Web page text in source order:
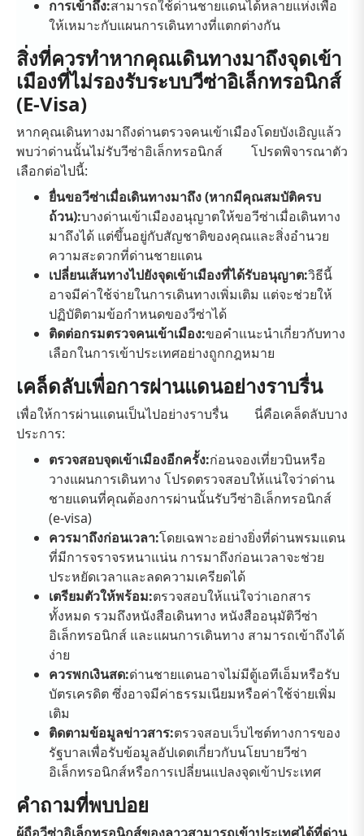
การเข้าถึง:สามารถใช้ด่านชายแดนได้หลายแห่งเพื่อ
ให้เหมาะกับแผนการเดินทางที่แตกต่างกัน
สิ่งที่ควรทำหากคุณเดินทางมาถึงจุดเข้า
เมืองที่ไม่รองรับระบบวีซ่าอิเล็กทรอนิกส์
(E-Visa)
หากคุณเดินทางมาถึงด่านตรวจคนเข้าเมืองโดยบังเอิญแล้ว
พบว่าด่านนั้นไม่รับวีซ่าอิเล็กทรอนิกส์ โปรดพิจารณาตัว
เลือกต่อไปนี้:
ยื่นขอวีซ่าเมื่อเดินทางมาถึง (หากมีคุณสมบัติครบ
ถ้วน):บางด่านเข้าเมืองอนุญาตให้ขอวีซ่าเมื่อเดินทาง
มาถึงได้ แต่ขึ้นอยู่กับสัญชาติของคุณและสิ่งอำนวย
ความสะดวกที่ด่านชายแดน
เปลี่ยนเส้นทางไปยังจุดเข้าเมืองที่ได้รับอนุญาต:วิธีนี้
อาจมีค่าใช้จ่ายในการเดินทางเพิ่มเติม แต่จะช่วยให้
ปฏิบัติตามข้อกำหนดของวีซ่าได้
ติดต่อกรมตรวจคนเข้าเมือง:ขอคำแนะนำเกี่ยวกับทาง
เลือกในการเข้าประเทศอย่างถูกกฎหมาย
เคล็ดลับเพื่อการผ่านแดนอย่างราบรื่น
เพื่อให้การผ่านแดนเป็นไปอย่างราบรื่น นี่คือเคล็ดลับบาง
ประการ:
ตรวจสอบจุดเข้าเมืองอีกครั้ง:ก่อนจองเที่ยวบินหรือ
วางแผนการเดินทาง โปรดตรวจสอบให้แน่ใจว่าด่าน
ชายแดนที่คุณต้องการผ่านนั้นรับวีซ่าอิเล็กทรอนิกส์
(e-visa)
ควรมาถึงก่อนเวลา:โดยเฉพาะอย่างยิ่งที่ด่านพรมแดน
ที่มีการจราจรหนาแน่น การมาถึงก่อนเวลาจะช่วย
ประหยัดเวลาและลดความเครียดได้
เตรียมตัวให้พร้อม:ตรวจสอบให้แน่ใจว่าเอกสาร
ทั้งหมด รวมถึงหนังสือเดินทาง หนังสืออนุมัติวีซ่า
อิเล็กทรอนิกส์ และแผนการเดินทาง สามารถเข้าถึงได้
ง่าย
ควรพกเงินสด:ด่านชายแดนอาจไม่มีตู้เอทีเอ็มหรือรับ
บัตรเครดิต ซึ่งอาจมีค่าธรรมเนียมหรือค่าใช้จ่ายเพิ่ม
เติม
ติดตามข้อมูลข่าวสาร:ตรวจสอบเว็บไซต์ทางการของ
รัฐบาลเพื่อรับข้อมูลอัปเดตเกี่ยวกับนโยบายวีซ่า
อิเล็กทรอนิกส์หรือการเปลี่ยนแปลงจุดเข้าประเทศ
คำถามที่พบบ่อย